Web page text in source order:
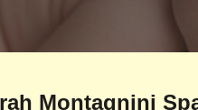
Montagnini